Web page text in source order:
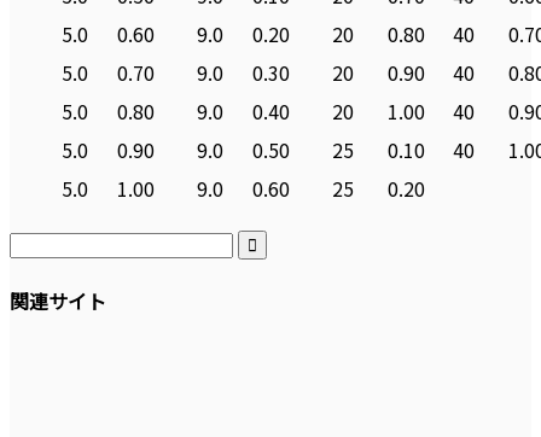
5.0
0.60 9.0 0.20 20 0.80 40
5.0
0.70 9.0 0.30 20 0.90 40
5.0
0.80 9.0 0.40 20 1.00 40
5.0
0.90 9.0 0.50 25 0.10 40
5.0
1.00 9.0 0.60 25 0.20

関連サイト